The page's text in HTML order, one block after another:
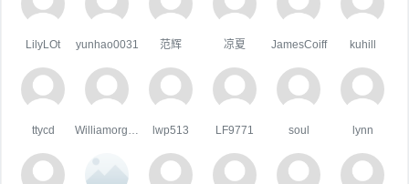
LilyLOt yunhao0031 范辉 凉夏 JamesCoiff kuhill
ttycd lwp513 LF9771 soul lynn